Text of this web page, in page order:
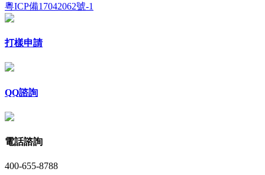
粵ICP備17042062號-1
打樣申請
QQ諮詢
電話諮詢
400-655-8788